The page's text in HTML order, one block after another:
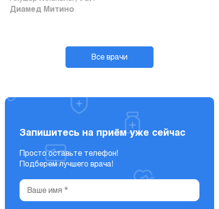
Диамед Митино
Все врачи
Запишитесь на приём уже сейчас
Просто оставьте телефон!
Подберем лучшего врача!